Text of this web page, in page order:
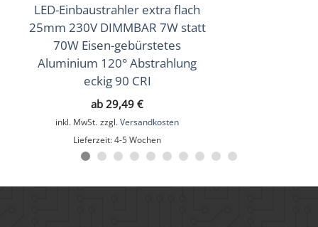
93
Schutzklasse (IP)
Mittlere Lebensdauer
35.000 Std.
Nein
LED-Einbaustrahler extra flach
25mm 230V DIMMBAR 7W statt
70W Eisen-gebürstetes
Aluminium 120° Abstrahlung
eckig 90 CRI
ab 29,49 €
inkl. MwSt. zzgl. Versandkosten
Lieferzeit:4-5 Wochen